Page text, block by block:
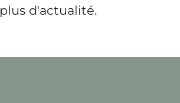
plus d'actualité.